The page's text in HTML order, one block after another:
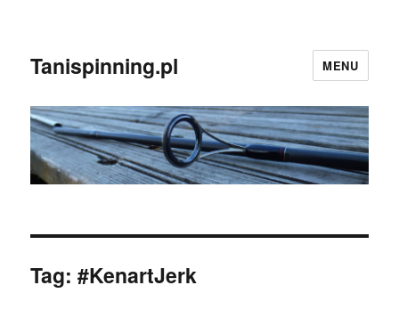
Tanispinning.pl MENU
Tag:#KenartJerk